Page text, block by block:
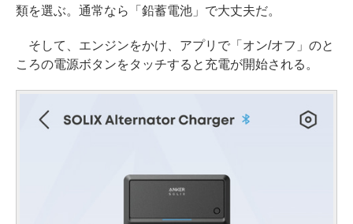
類を選ぶ。通常なら「鉛蓄電池」で大丈夫だ。
そして、エンジンをかけ、アプリで「オン/オフ」のと
ころの電源ボタンをタッチすると充電が開始される。